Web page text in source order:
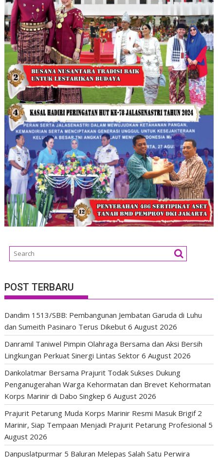
POST TERBARU
Dandim 1513/SBB: Pembangunan Jembatan Garuda di Luhu
dan Sumeith Pasinaro Terus Dikebut 6 August 2026
Danramil Taniwel Pimpin Olahraga Bersama dan Aksi Bersih
Lingkungan Perkuat Sinergi Lintas Sektor 6 August 2026
Dankolatmar Bersama Prajurit Todak Sukses Dukung
Penganugerahan Warga Kehormatan dan Brevet Kehormatan
Korps Marinir di Dabo Singkep 6 August 2026
Prajurit Petarung Muda Korps Marinir Resmi Masuk Brigif 2
Marinir, Siap Tempaan Menjadi Prajurit Petarung Profesional 5
August 2026
Danpuslatpurmar 5 Baluran Melepas Salah Satu Perwira